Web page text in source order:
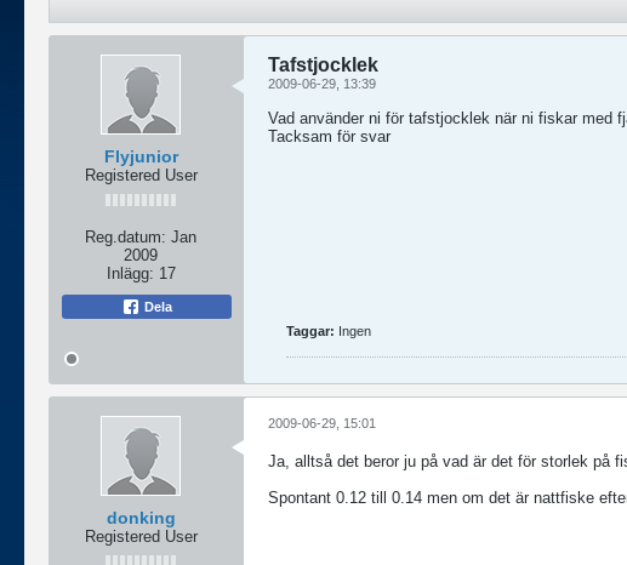
Flyjunior
Registered User
Reg.datum: Jan
2009
Inlägg: 17
Dela
Tafstjocklek
2009-06-29, 13:39
Vad använder ni för tafstjocklek när ni fiskar med
Tacksam för svar
Taggar: Ingen
donking
Registered User
2009-06-29, 15:01
Ja, alltså det beror ju på vad är det för storlek på
Spontant 0.12 till 0.14 men om det är nattfiske